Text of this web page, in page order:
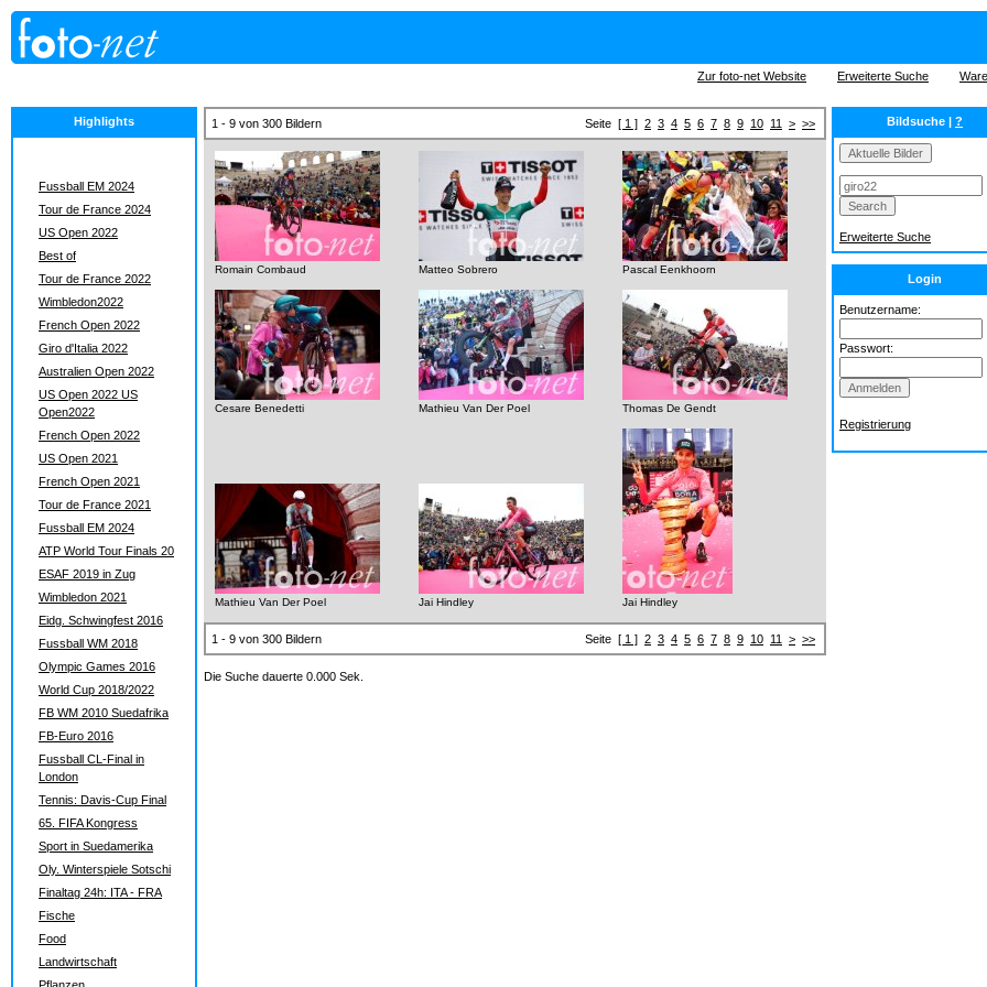
Zur foto-net Website Erweiterte Suche
Highlights
Fussball EM 2024
Tour de France 2024
US Open 2022
Best of
Tour de France 2022
Wimbledon2022
French Open 2022
Giro d'Italia 2022
Australien Open 2022
US Open 2022 US
Open2022
French Open 2022
US Open 2021
French Open 2021
Tour de France 2021
Fussball EM 2024
ATP World Tour Finals 20
ESAF 2019 in Zug
Wimbledon 2021
Eidg. Schwingfest 2016
Fussball WM 2018
Olympic Games 2016
World Cup 2018/2022
FB WM 2010 Suedafrika
FB-Euro 2016
Fussball CL-Final in
London
Tennis: Davis-Cup Final
65. FIFA Kongress
Sport in Suedamerika
Oly. Winterspiele Sotschi
Finaltag 24h: ITA - FRA
Fische
Food
Landwirtschaft
1 - 9 von 300 Bildern Seite [ 1 ] 2 3 4 5 6 7 8 9 10 11 > >>
Romain Combaud Matteo Sobrero Pascal Eenkhoorn
Cesare Benedetti Mathieu Van Der Poel Thomas De Gendt
Mathieu Van Der Poel Jai Hindley Jai Hindley
1 - 9 von 300 Bildern Seite [ 1 ] 2 3 4 5 6 7 8 9 10 11 > >>
Die Suche dauerte 0.000 Sek.
Bildsuche | ?
Erweiterte Suche
Login
Benutzername:
Passwort:
Registrierung